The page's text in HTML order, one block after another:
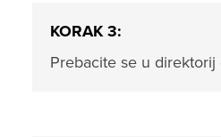
KORAK 3:
Prebacite se u